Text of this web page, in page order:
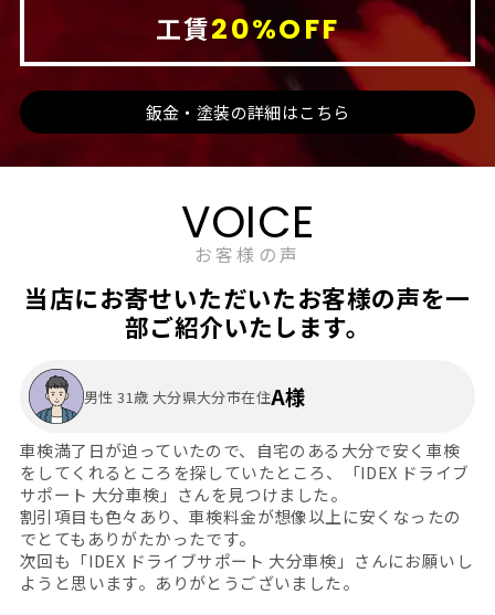
工賃20%OFF
鈑金・塗装の詳細はこちら
VOICE
お客様の声
当店にお寄せいただいたお客様の声を一
部ご紹介いたします。
男性 31歳 大分県大分市在住A様
車検満了日が迫っていたので、自宅のある大分で安く車検
をしてくれるところを探していたところ、「IDEX ドライブ
サポート 大分車検」さんを見つけました。
割引項目も色々あり、車検料金が想像以上に安くなったの
でとてもありがたかったです。
次回も「IDEX ドライブサポート 大分車検」さんにお願いし
ようと思います。ありがとうございました。